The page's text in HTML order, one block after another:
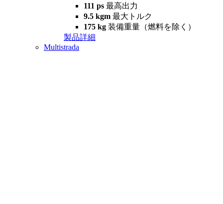
111 ps 最高出力
9.5 kgm 最大トルク
175 kg 装備重量（燃料を除く）
製品詳細
Multistrada